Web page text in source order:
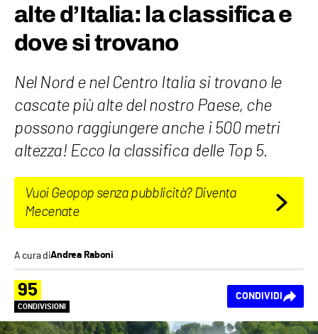
alte d’Italia: la classifica e
dove si trovano
Nel Nord e nel Centro Italia si trovano le
cascate più alte del nostro Paese, che
possono raggiungere anche i 500 metri
altezza! Ecco la classifica delle Top 5.
Vuoi Geopop senza pubblicità? Diventa
Mecenate
A cura diAndrea Raboni
95
CONDIVISIONI
CONDIVIDI